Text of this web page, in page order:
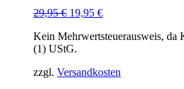
29,95€ Ursprünglicher
war:
29,95 €
19,95 €Aktueller
ist:
Kein Mehrwertsteuerausweis, da
(1) UStG.
zzgl. Versandkosten